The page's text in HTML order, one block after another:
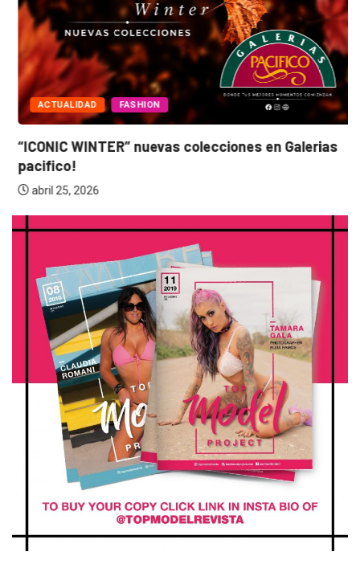
ACTUALIDAD FASHION
“ICONIC WINTER” nuevas colecciones en Galerias
pacifico!
abril 25, 2026